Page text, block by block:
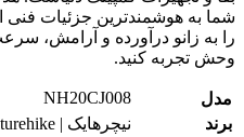
شما به هوشمندترین جزئیات
را به زانو درآورده و آرامش،
وحش تجربه کنید.
مدل
NH20CJ008
برند
نیچرهایک | Naturehike